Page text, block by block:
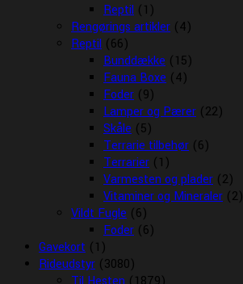
Reptil (1)
Rengørings artikler (4)
Reptil (66)
Bunddække (15)
Fauna Boxe (4)
Foder (9)
Lamper og Pærer (22)
Skåle (5)
Terrarie tilbehør (6)
Terrarier (1)
Varmesten og plader (2)
Vitaminer og Mineraler (2)
Vildt Fugle (6)
Foder (6)
Gavekort (1)
Rideudstyr (3080)